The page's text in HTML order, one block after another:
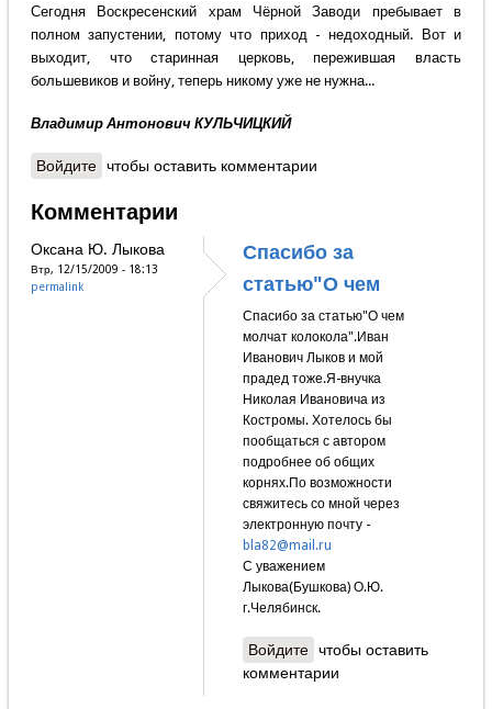
Сегодня Воскресенский храм Чёрной Заводи пребывает в
полном запустении, потому что приход - недоходный. Вот и
выходит, что старинная церковь, пережившая власть
большевиков и войну, теперь никому уже не нужна...
Владимир Антонович КУЛЬЧИЦКИЙ
Войдите чтобы оставить комментарии
Комментарии
Оксана Ю. Лыкова
Втр, 12/15/2009 - 18:13
permalink
Спасибо за
статью"О чем
Спасибо за статью"О чем
молчат колокола".Иван
Иванович Лыков и мой
прадед тоже.Я-внучка
Николая Ивановича из
Костромы. Хотелось бы
пообщаться с автором
подробнее об общих
корнях.По возможности
свяжитесь со мной через
электронную почту -
bla82@mail.ru
С уважением
Лыкова(Бушкова) О.Ю.
г.Челябинск.
Войдите чтобы оставить
комментарии